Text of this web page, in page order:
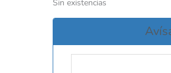
Sin existencias